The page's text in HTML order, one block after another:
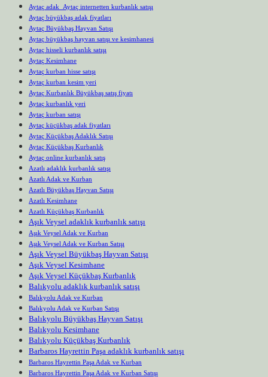
Aytaç adak Aytaç internetten kurbanlık satışı
Aytaç büyükbaş adak fiyatları
Aytaç Büyükbaş Hayvan Satışı
Aytaç büyükbaş hayvan satışı ve kesimhanesi
Aytaç hisseli kurbanlık satışı
Aytaç Kesimhane
Aytaç kurban hisse satışı
Aytaç kurban kesim yeri
Aytaç Kurbanlık Büyükbaş satış fiyatı
Aytaç kurbanlık yeri
Aytaç kurban satışı
Aytaç küçükbaş adak fiyatları
Aytaç Küçükbaş Adaklık Satışı
Aytaç Küçükbaş Kurbanlık
Aytaç online kurbanlık satış
Azatlı adaklık kurbanlık satışı
Azatlı Adak ve Kurban
Azatlı Büyükbaş Hayvan Satışı
Azatlı Kesimhane
Azatlı Küçükbaş Kurbanlık
Aşık Veysel adaklık kurbanlık satışı
Aşık Veysel Adak ve Kurban
Aşık Veysel Adak ve Kurban Satışı
Aşık Veysel Büyükbaş Hayvan Satışı
Aşık Veysel Kesimhane
Aşık Veysel Küçükbaş Kurbanlık
Balıkyolu adaklık kurbanlık satışı
Balıkyolu Adak ve Kurban
Balıkyolu Adak ve Kurban Satışı
Balıkyolu Büyükbaş Hayvan Satışı
Balıkyolu Kesimhane
Balıkyolu Küçükbaş Kurbanlık
Barbaros Hayrettin Paşa adaklık kurbanlık satışı
Barbaros Hayrettin Paşa Adak ve Kurban
Barbaros Hayrettin Paşa Adak ve Kurban Satışı